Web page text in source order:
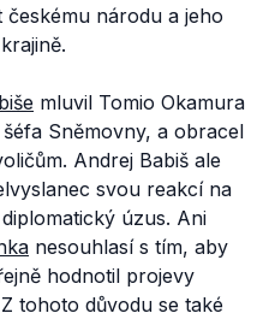
národu a jeho
mluvil Tomio Okamura
Sněmovny, a obracel
Andrej Babiš ale
svou reakcí na
úzus. Ani
nesouhlasí s tím, aby
hodnotil projevy
tohoto důvodu se také